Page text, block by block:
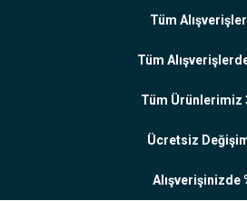
Tüm
Tüm
Tüm Ürünlerimiz
Ücretsiz
Alışverişinizde